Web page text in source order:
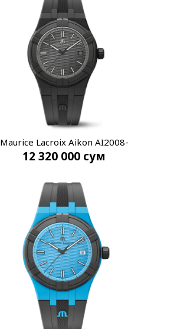
Maurice Lacroix Aikon AI2008-
00000-300-0
12 320 000 сум